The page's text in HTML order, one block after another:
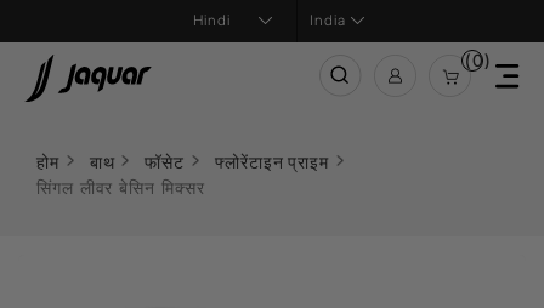
India
(0)
होम बाथ फॉसेट
फ्लोरेंटाइन प्राइम
सिंगल लीवर बेसिन मिक्सर